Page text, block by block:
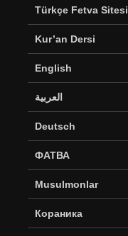
Türkçe Fetva Sitesi
Kur’an Dersi
English
العربية
Deutsch
ФАТВА
Musulmonlar
Кораника